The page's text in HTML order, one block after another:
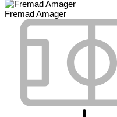
Fremad Amager